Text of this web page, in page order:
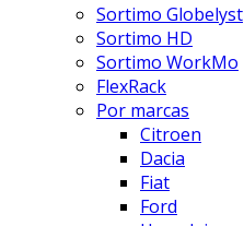
Sortimo Globelyst
Sortimo HD
Sortimo WorkMo
FlexRack
Por marcas
Citroen
Dacia
Fiat
Ford